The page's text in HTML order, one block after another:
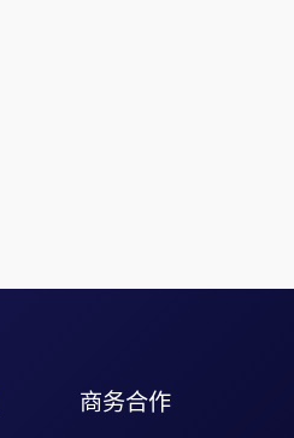
商务合作